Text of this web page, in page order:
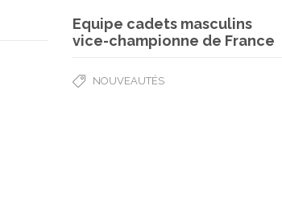
Equipe cadets masculins
vice-championne de France
NOUVEAUTÉS